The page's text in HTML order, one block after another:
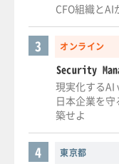
CFO組織と
オンライン
3
Security
現実化するAI
日本企業を
築せよ
東京都
4